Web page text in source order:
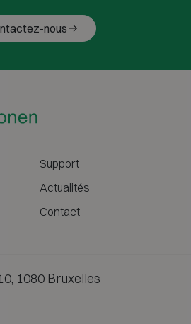
nous
Support
Actualités
Contact
1080 Bruxelles